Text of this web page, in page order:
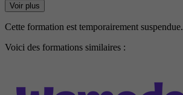
Voir plus
Cette formation est temporairement suspendue.
Voici des formations similaires :